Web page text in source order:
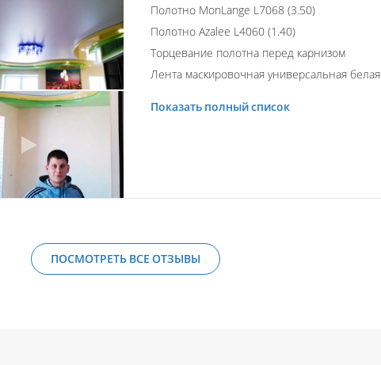
Полотно MonLange L7068 (3.50)
Полотно Azalee L4060 (1.40)
Торцевание полотна перед карнизом
Лента маскировочная универсальная белая
Показать полный список
ПОСМОТРЕТЬ ВСЕ ОТЗЫВЫ